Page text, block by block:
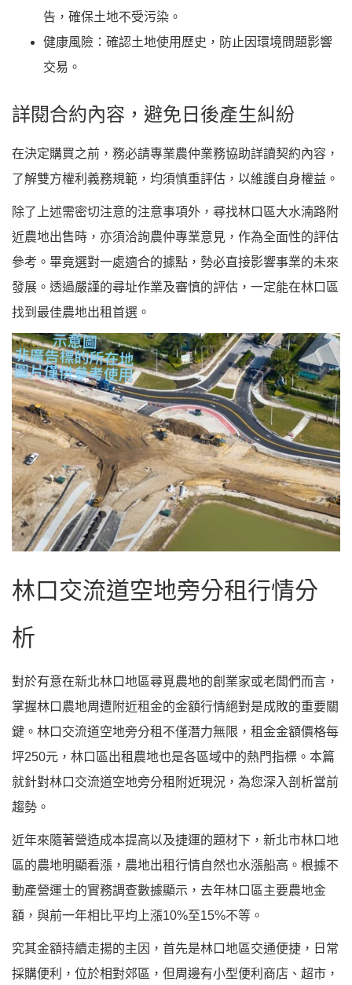
告，確保土地不受污染。
健康風險 ：確認土地使用歷史，防止因環境問題影響
交易。
詳閱合約內容，避免日後產生糾紛
在決定購買之前，務必請專業農仲業務協助詳讀契約內容，
了解雙方權利義務規範，均須慎重評估，以維護自身權益。
除了上述需密切注意的注意事項外，尋找林口區大水湳路附
近農地出售時，亦須洽詢農仲專業意見，作為全面性的評估
參考。畢竟選對一處適合的據點，勢必直接影響事業的未來
發展。透過嚴謹的尋址作業及審慎的評估，一定能在林口區
找到最佳農地出租首選。
林口交流道空地旁分租行情分
析
對於有意在新北林口地區尋覓農地的創業家或老闆們而言，
掌握林口農地周遭附近租金的金額行情絕對是成敗的重要關
鍵。林口交流道空地旁分租不僅潛力無限，租金金額價格每
坪250元，林口區出租農地也是各區域中的熱門指標。本篇
就針對林口交流道空地旁分租附近現況，為您深入剖析當前
趨勢。
近年來隨著營造成本提高以及捷運的題材下，新北市林口地
區的農地明顯看漲，農地出租行情自然也水漲船高。根據不
動產營運士的實務調查數據顯示，去年林口區主要農地金
額，與前一年相比平均上漲10%至15%不等。
究其金額持續走揚的主因，首先是林口地區交通便捷，日常
採購便利，位於相對郊區，但周邊有小型便利商店、超市，